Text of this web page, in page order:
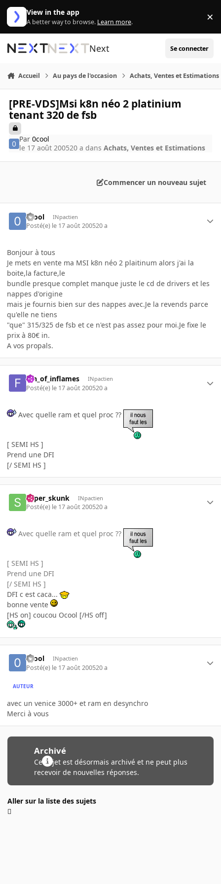
Aller au contenu
View in the app
A better way to browse. Learn more. ×
Next Se connecter
Accueil Au pays de l'occasion Achats, Ventes et Estimations
[PRE-VDS]Msi k8n néo 2 platinium
tenant 320 de fsb
Par0cool
le 17 août 200520 a dansAchats, Ventes et Estimations
Commencer un nouveau sujet
0cool INpactien
Posté(e) le 17 août 200520 a
Bonjour à tous
Je mets en vente ma MSI k8n néo 2 plaitinum alors j'ai la
boite,la facture,le
bundle presque complet manque juste le cd de drivers et les
nappes d'origine
mais je fournis bien sur des nappes avec.Je la revends parce
qu'elle ne tiens
"que" 315/325 de fsb et ce n'est pas assez pour moi.Je fixe le
prix à 80€ in.
A vos propals.
fan_of_inflames INpactien
Posté(e) le 17 août 200520 a
Avec quelle ram et quel proc ??
[ SEMI HS ]
Prend une DFI
[/ SEMI HS ]
super_skunk INpactien
Posté(e) le 17 août 200520 a
Avec quelle ram et quel proc ??
[ SEMI HS ]
Prend une DFI
[/ SEMI HS ]
DFI c est caca...
bonne vente
[HS on] coucou Ocool [/HS off]
0cool INpactien
Posté(e) le 17 août 200520 a
AUTEUR
avec un venice 3000+ et ram en desynchro
Merci à vous
Archivé
Ce sujet est désormais archivé et ne peut plus
recevoir de nouvelles réponses.
Aller sur la liste des sujets